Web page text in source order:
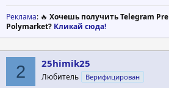
Реклама: 🔥 Хочешь получить Telegram
Polymarket? Кликай сюда!
2 25himik25
Любитель Верифицирован